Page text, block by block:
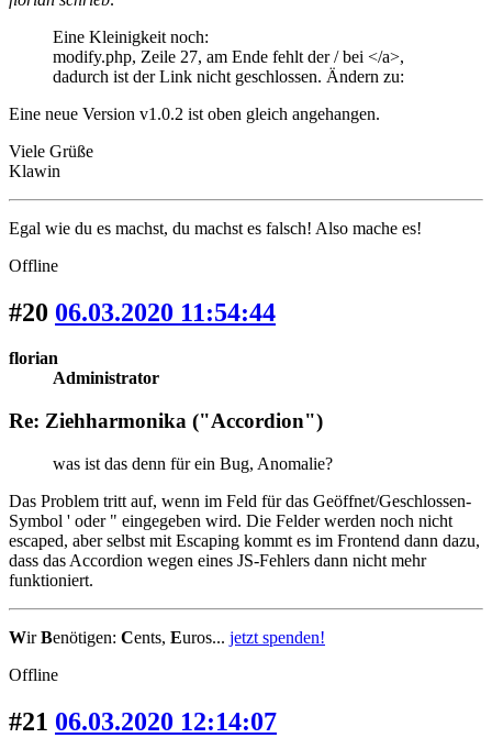
Eine Kleinigkeit noch:
modify.php, Zeile 27, am Ende fehlt der / bei </a>,
dadurch ist der Link nicht geschlossen. Ändern zu:
Eine neue Version v1.0.2 ist oben gleich angehangen.
Viele Grüße
Klawin
Egal wie du es machst, du machst es falsch! Also mache es!
Offline
#20 06.03.2020 11:54:44
florian
Administrator
Re: Ziehharmonika ("Accordion")
was ist das denn für ein Bug, Anomalie?
Das Problem tritt auf, wenn im Feld für das Geöffnet/Geschlossen-
Symbol ' oder " eingegeben wird. Die Felder werden noch nicht
escaped, aber selbst mit Escaping kommt es im Frontend dann dazu,
dass das Accordion wegen eines JS-Fehlers dann nicht mehr
funktioniert.
WirBenötigen: Cents, Euros... jetzt spenden!
Offline
#21 06.03.2020 12:14:07